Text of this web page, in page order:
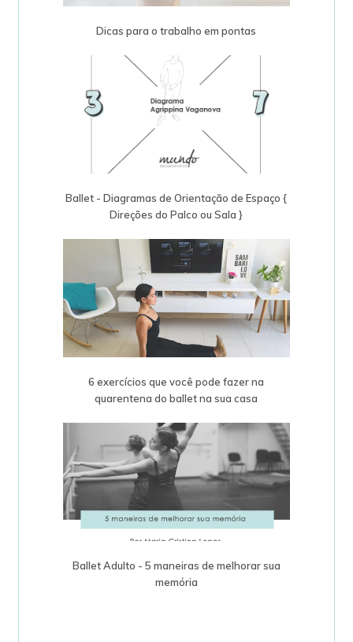
Dicas para o trabalho em pontas
Ballet - Diagramas de Orientação de Espaço {
Direções do Palco ou Sala }
6 exercícios que você pode fazer na
quarentena do ballet na sua casa
Ballet Adulto - 5 maneiras de melhorar sua
memória